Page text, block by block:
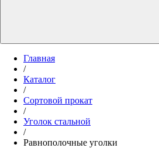
Главная
/
Каталог
/
Сортовой прокат
/
Уголок стальной
/
Равнополочные уголки